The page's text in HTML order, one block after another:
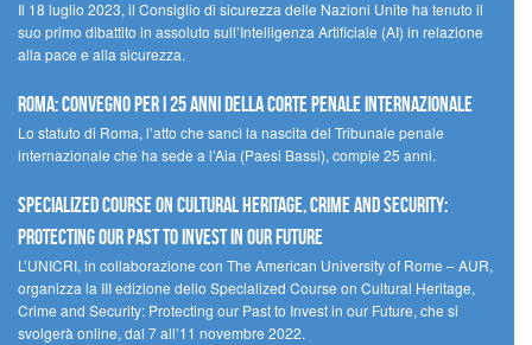
Il 18 luglio 2023, il Consiglio di sicurezza delle Nazioni Unite ha tenuto il
suo primo dibattito in assoluto sull’Intelligenza Artificiale (AI) in relazione
alla pace e alla sicurezza.
Roma: convegno per i 25 anni della Corte penale internazionale
Lo statuto di Roma, l’atto che sancì la nascita del Tribunale penale
internazionale che ha sede a l’Aia (Paesi Bassi), compie 25 anni.
Specialized Course on Cultural Heritage, Crime and Security:
Protecting our Past to Invest in our Future
L’UNICRI, in collaborazione con The American University of Rome – AUR,
organizza la III edizione dello Specialized Course on Cultural Heritage,
Crime and Security: Protecting our Past to Invest in our Future, che si
svolgerà online, dal 7 all’11 novembre 2022.